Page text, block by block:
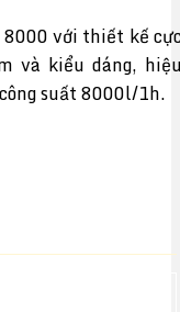
8000 với thiết kế
và kiểu dáng,
suất 8000l/1h.